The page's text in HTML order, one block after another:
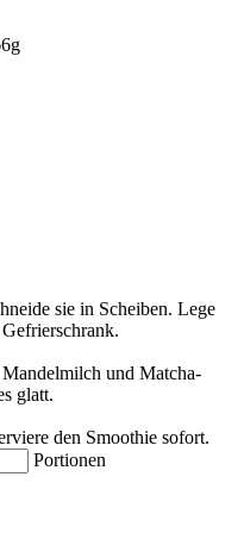
sie in Scheiben. Lege
und Matcha-
glatt.
den Smoothie sofort.
Portionen